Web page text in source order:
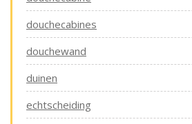
douchecabines
douchewand
duinen
echtscheiding